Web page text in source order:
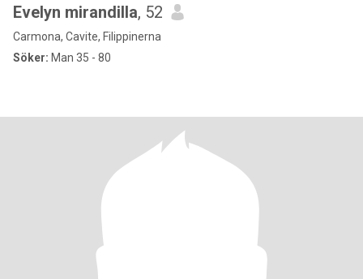
Evelyn mirandilla, 52
Carmona, Cavite, Filippinerna
Söker: Man 35 - 80